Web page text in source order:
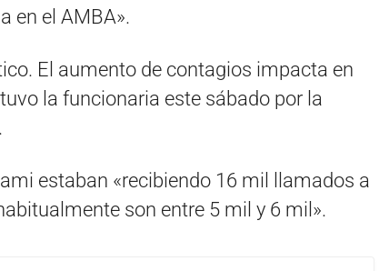
en el AMBA».
El aumento de contagios impacta en
la funcionaria este sábado por la
estaban «recibiendo 16 mil llamados a
son entre 5 mil y 6 mil».